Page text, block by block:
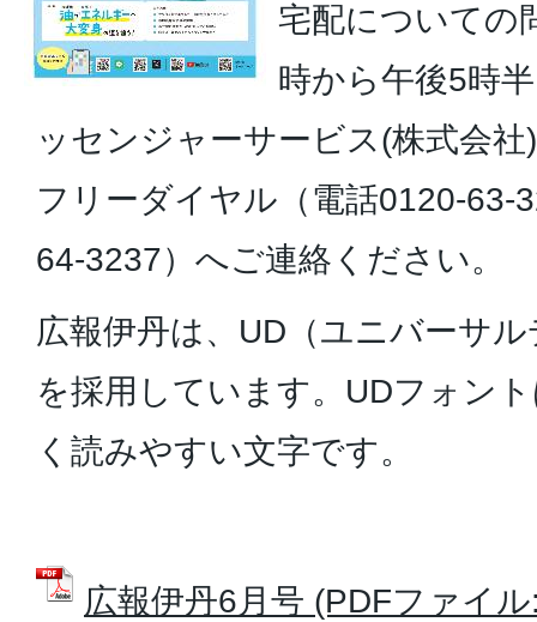
宅配についての
時から午後5時
ッセンジャーサービス(株式会
フリーダイヤル（電話0120-63-
64-3237）へご連絡ください。
広報伊丹は、UD（ユニバーサ
を採用しています。UDフォン
く読みやすい文字です。
広報伊丹6月号 (PDFファイ